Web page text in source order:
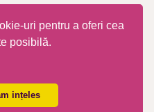
uri pentru a oferi cea
posibilă.
ințeles
|Hrvatski|Čeština|Dansk
keel |Français
Norsk
|Türkçe